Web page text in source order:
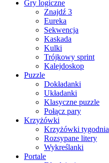
Gry logiczne
Znajdź 3
Eureka
Sekwencja
Kaskada
Kulki
Trójkowy sprint
Kalejdoskop
Puzzle
Dokładanki
Układanki
Klasyczne puzzle
Połącz pary
Krzyżówki
Krzyżówki tygodnia
Rozsypane litery
Wykreślanki
Portale